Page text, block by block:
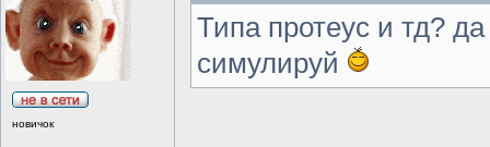
новичок
Типа протеус и тд?
симулируй